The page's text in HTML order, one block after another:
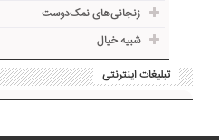
زنجانی‌های نمک‌دوست
شبیه خیال
تبلیغات اینترنتی